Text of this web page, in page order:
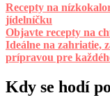
Recepty na
jídelníčku
Objavte recepty na
Ideálne na zahriatie,
prípravou pre
Kdy se hodí